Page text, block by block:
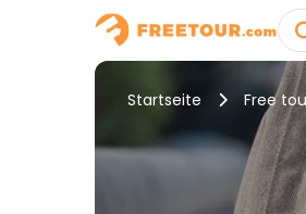
Startseite Free